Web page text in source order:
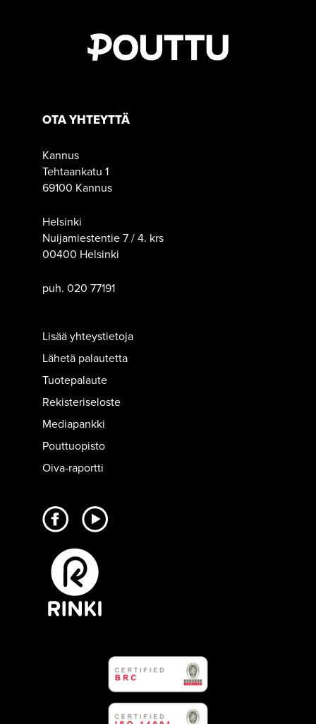
OTA YHTEYTTÄ
Kannus
Tehtaankatu 1
69100 Kannus
Helsinki
Nuijamiestentie 7 / 4. krs
00400 Helsinki
puh. 020 77191
Lisää yhteystietoja
Lähetä palautetta
Tuotepalaute
Rekisteriseloste
Mediapankki
Pouttuopisto
Oiva-raportti